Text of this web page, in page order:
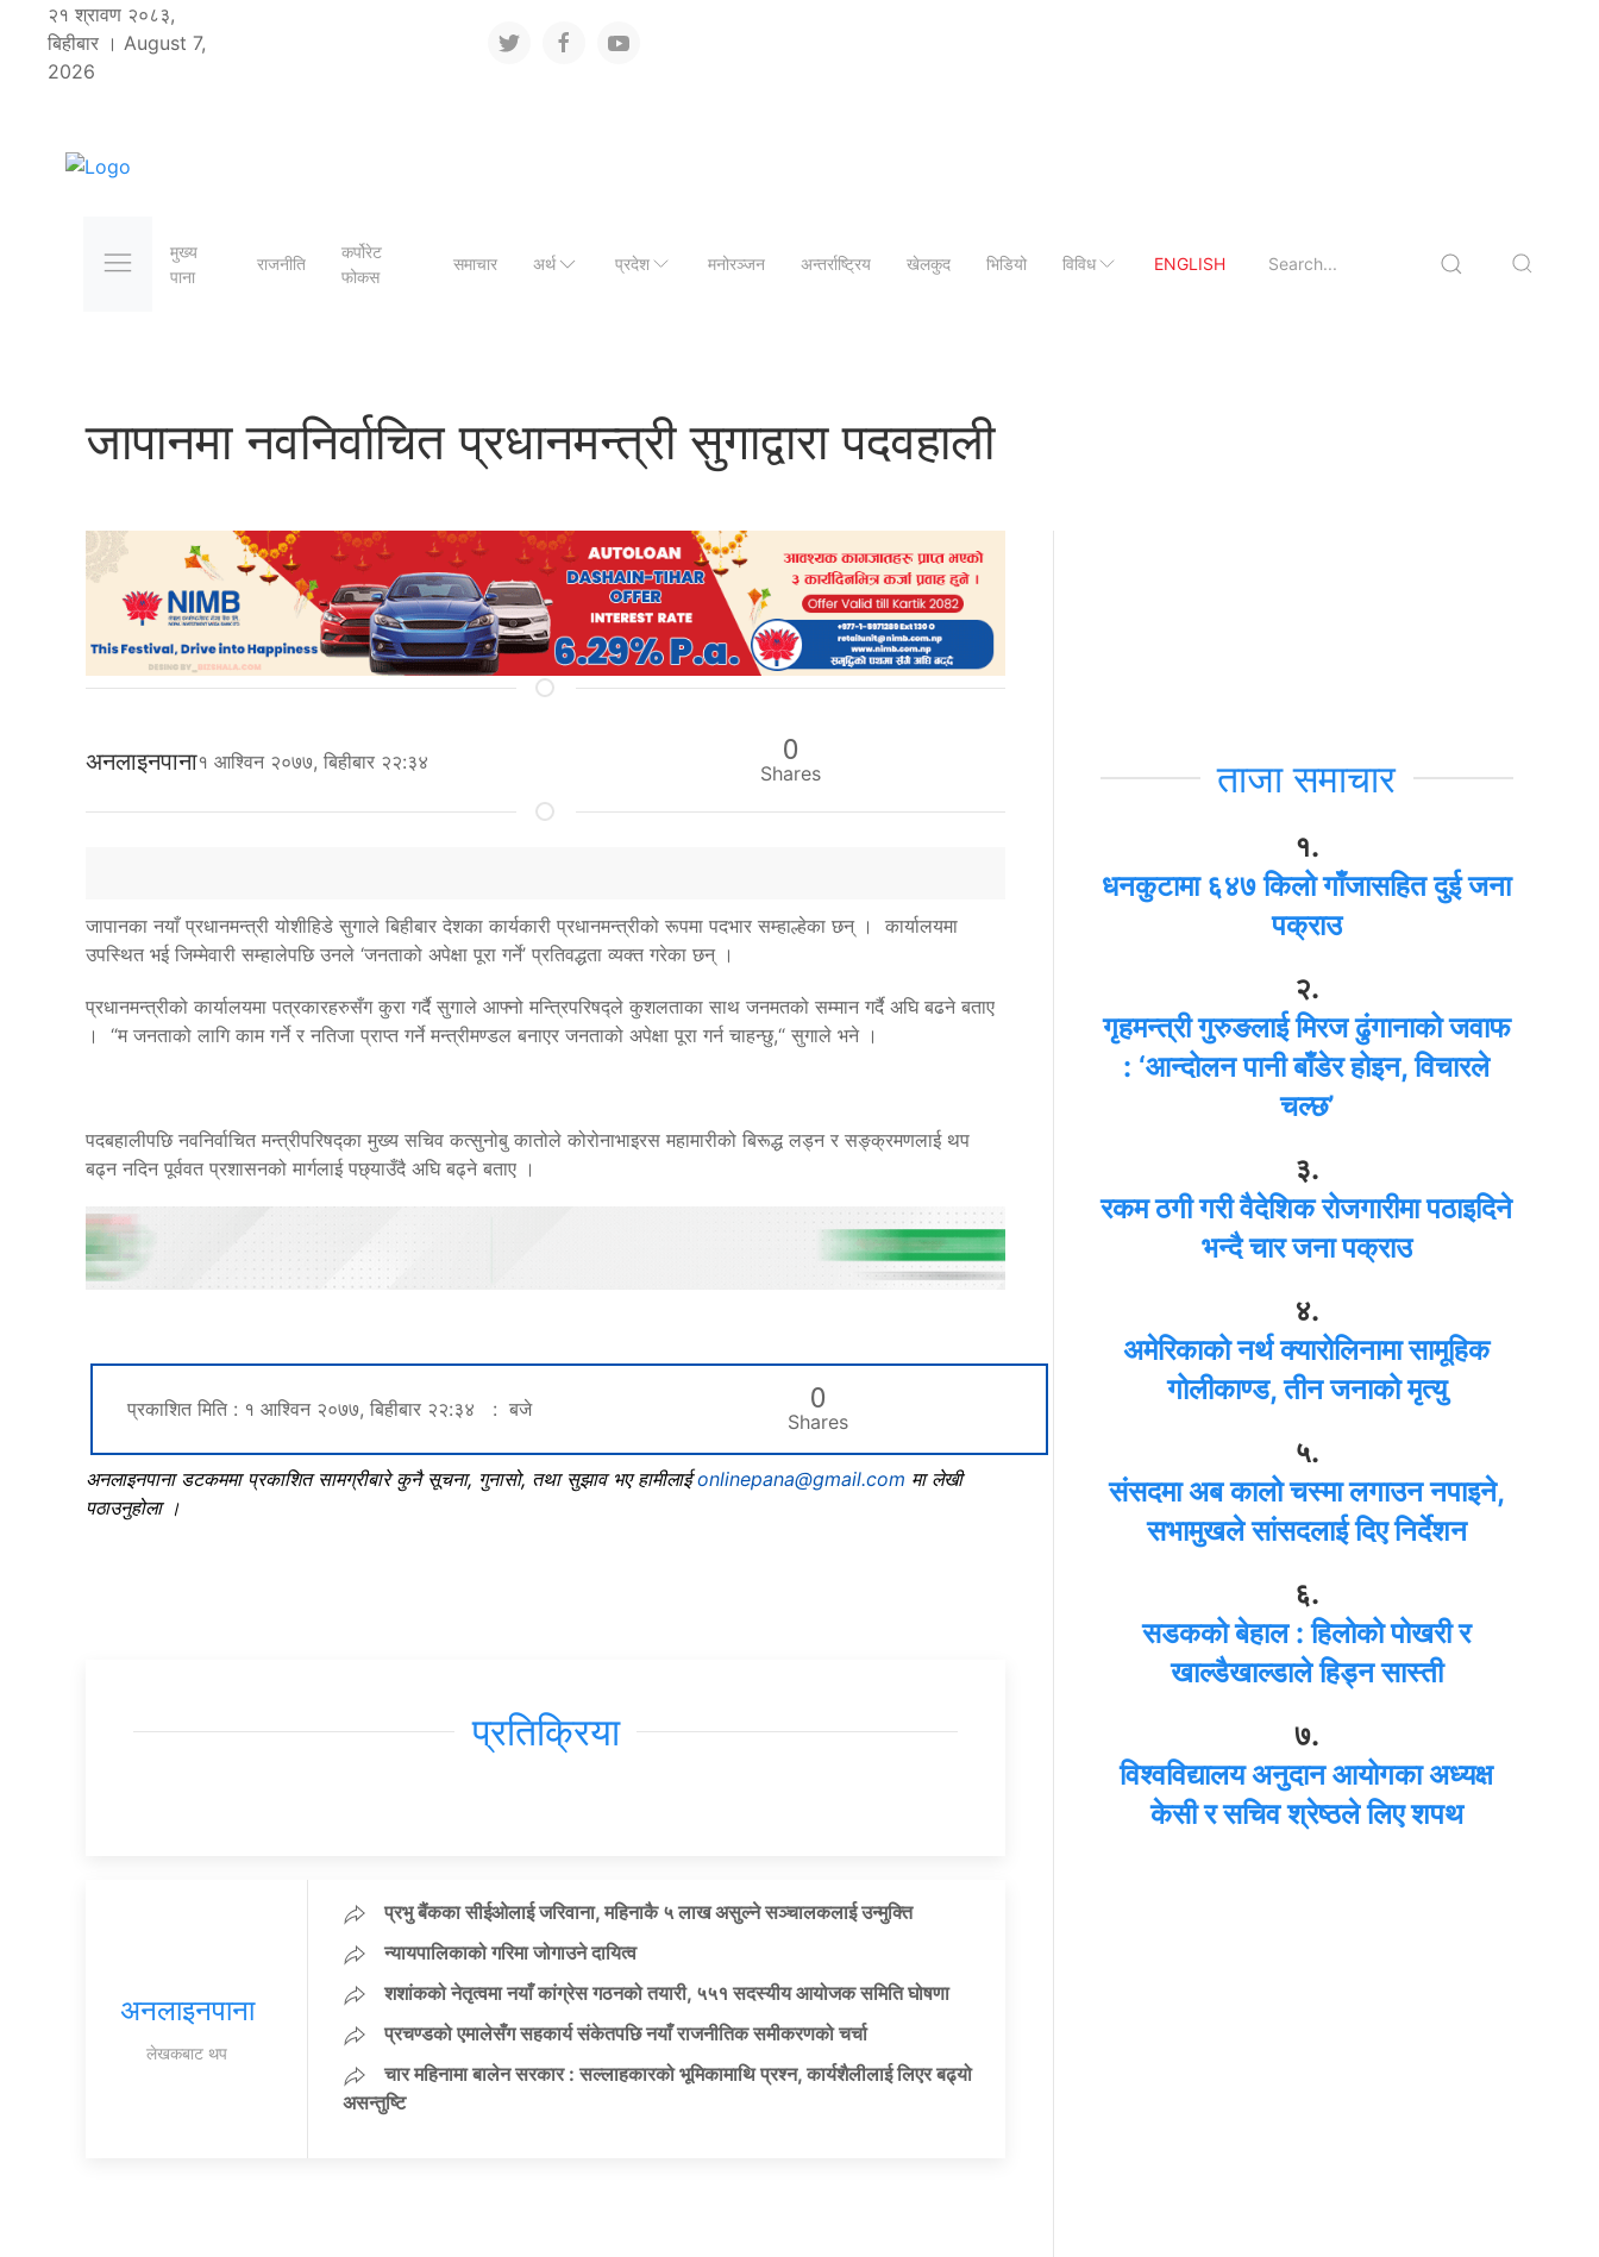
२१ श्रावण २०८३,
बिहीबार । August 7,
2026
मुख्य
पाना
राजनीति
कर्पोरेट
फोकस
समाचार अर्थ प्रदेश मनोरञ्जन अन्तर्राष्ट्रिय खेलकुद भिडियो विविध ENGLISH
जापानमा नवनिर्वाचित प्रधानमन्त्री सुगाद्वारा पदवहाली
अनलाइनपाना१ आश्विन २०७७, बिहीबार २२:३४ 0
Shares
जापानका नयाँ प्रधानमन्त्री योशीहिडे सुगाले बिहीबार देशका कार्यकारी प्रधानमन्त्रीको रूपमा पदभार सम्हाल्हेका छन् । कार्यालयमा
उपस्थित भई जिम्मेवारी सम्हालेपछि उनले ‘जनताको अपेक्षा पूरा गर्ने’ प्रतिवद्धता व्यक्त गरेका छन् ।
प्रधानमन्त्रीको कार्यालयमा पत्रकारहरुसँग कुरा गर्दै सुगाले आफ्नो मन्त्रिपरिषद्ले कुशलताका साथ जनमतको सम्मान गर्दै अघि बढने बताए
। “म जनताको लागि काम गर्ने र नतिजा प्राप्त गर्ने मन्त्रीमण्डल बनाएर जनताको अपेक्षा पूरा गर्न चाहन्छु,“ सुगाले भने ।
पदबहालीपछि नवनिर्वाचित मन्त्रीपरिषद्का मुख्य सचिव कत्सुनोबु कातोले कोरोनाभाइरस महामारीको बिरूद्ध लड्न र सङ्क्रमणलाई थप
बढ्न नदिन पूर्ववत प्रशासनको मार्गलाई पछ्याउँदै अघि बढ्ने बताए ।
प्रकाशित मिति : १ आश्विन २०७७, बिहीबार २२:३४ : बजे 0
Shares
अनलाइनपाना डटकममा प्रकाशित सामग्रीबारे कुनै सूचना, गुनासो, तथा सुझाव भए हामीलाईonlinepana@gmail.com मा लेखी
पठाउनुहोला ।
प्रतिक्रिया
अनलाइनपाना
लेखकबाट थप
प्रभु बैंकका सीईओलाई जरिवाना, महिनाकै ५ लाख असुल्ने सञ्चालकलाई उन्मुक्ति
न्यायपालिकाको गरिमा जोगाउने दायित्व
शशांकको नेतृत्वमा नयाँ कांग्रेस गठनको तयारी, ५५१ सदस्यीय आयोजक समिति घोषणा
प्रचण्डको एमालेसँग सहकार्य संकेतपछि नयाँ राजनीतिक समीकरणको चर्चा
चार महिनामा बालेन सरकार : सल्लाहकारको भूमिकामाथि प्रश्न, कार्यशैलीलाई लिएर बढ्यो
असन्तुष्टि
ताजा समाचार
१.
धनकुटामा ६४७ किलो गाँजासहित दुई जना
पक्राउ
२.
गृहमन्त्री गुरुङलाई मिरज ढुंगानाको जवाफ
: ‘आन्दोलन पानी बाँडेर होइन, विचारले
चल्छ’
३.
रकम ठगी गरी वैदेशिक रोजगारीमा पठाइदिने
भन्दै चार जना पक्राउ
४.
अमेरिकाको नर्थ क्यारोलिनामा सामूहिक
गोलीकाण्ड, तीन जनाको मृत्यु
५.
संसदमा अब कालो चस्मा लगाउन नपाइने,
सभामुखले सांसदलाई दिए निर्देशन
६.
सडकको बेहाल : हिलोको पोखरी र
खाल्डैखाल्डाले हिड्न सास्ती
७.
विश्वविद्यालय अनुदान आयोगका अध्यक्ष
केसी र सचिव श्रेष्ठले लिए शपथ